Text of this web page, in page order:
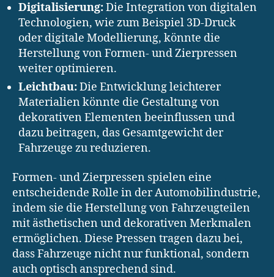
Digitalisierung:Die Integration von digitalen
Technologien, wie zum Beispiel 3D-Druck
oder digitale Modellierung, könnte die
Herstellung von Formen- und Zierpressen
weiter optimieren.
Leichtbau:Die Entwicklung leichterer
Materialien könnte die Gestaltung von
dekorativen Elementen beeinflussen und
dazu beitragen, das Gesamtgewicht der
Fahrzeuge zu reduzieren.
Formen- und Zierpressen spielen eine
entscheidende Rolle in der Automobilindustrie,
indem sie die Herstellung von Fahrzeugteilen
mit ästhetischen und dekorativen Merkmalen
ermöglichen. Diese Pressen tragen dazu bei,
dass Fahrzeuge nicht nur funktional, sondern
auch optisch ansprechend sind.